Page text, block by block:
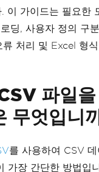
이 가이드는 필요한
딩, 사용자 정의 구
처리 및 Excel 형식
파일
무엇입니
를 사용하여 CSV
가장 간단한 방법입